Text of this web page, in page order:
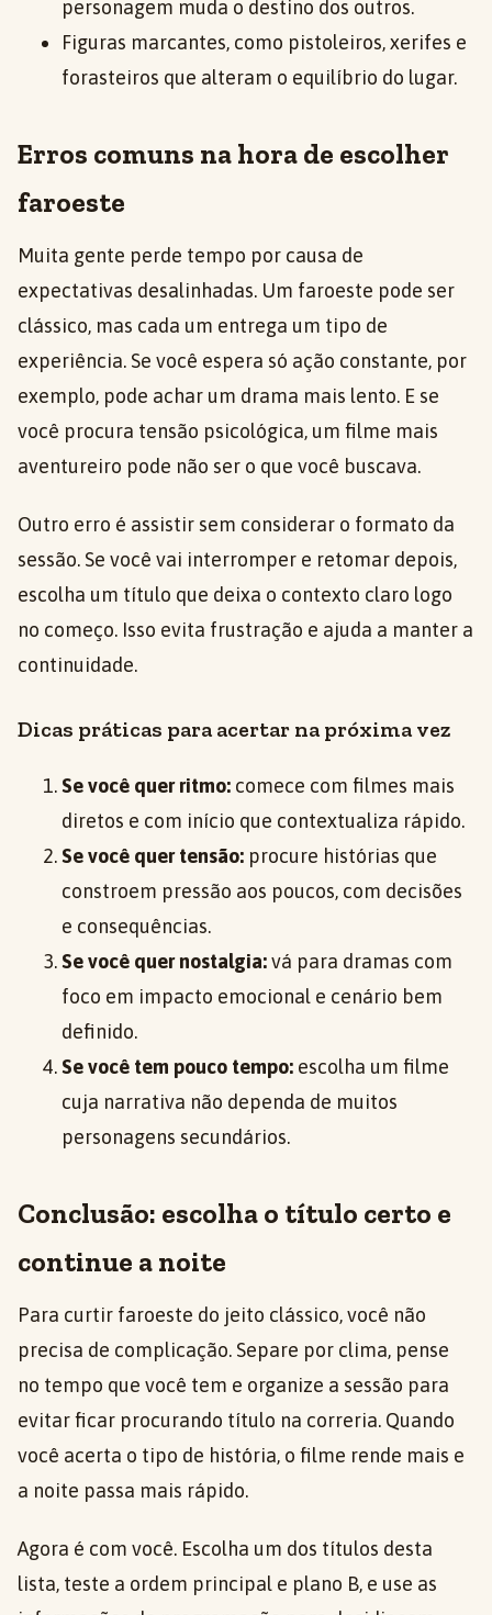
personagem muda o destino dos outros.
Figuras marcantes, como pistoleiros, xerifes e
forasteiros que alteram o equilíbrio do lugar.
Erros comuns na hora de escolher
faroeste
Muita gente perde tempo por causa de
expectativas desalinhadas. Um faroeste pode ser
clássico, mas cada um entrega um tipo de
experiência. Se você espera só ação constante, por
exemplo, pode achar um drama mais lento. E se
você procura tensão psicológica, um filme mais
aventureiro pode não ser o que você buscava.
Outro erro é assistir sem considerar o formato da
sessão. Se você vai interromper e retomar depois,
escolha um título que deixa o contexto claro logo
no começo. Isso evita frustração e ajuda a manter a
continuidade.
Dicas práticas para acertar na próxima vez
Se você quer ritmo: comece com filmes mais
diretos e com início que contextualiza rápido.
Se você quer tensão: procure histórias que
constroem pressão aos poucos, com decisões
e consequências.
Se você quer nostalgia:vá para dramas com
foco em impacto emocional e cenário bem
definido.
Se você tem pouco tempo: escolha um filme
cuja narrativa não dependa de muitos
personagens secundários.
Conclusão: escolha o título certo e
continue a noite
Para curtir faroeste do jeito clássico, você não
precisa de complicação. Separe por clima, pense
no tempo que você tem e organize a sessão para
evitar ficar procurando título na correria. Quando
você acerta o tipo de história, o filme rende mais e
a noite passa mais rápido.
Agora é com você. Escolha um dos títulos desta
lista, teste a ordem principal e plano B, e use as